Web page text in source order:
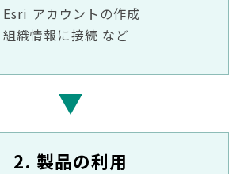
Esri アカウントの作成
組織情報に接続 など
2. 製品の利用